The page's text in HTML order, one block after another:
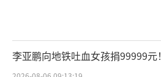
李亚鹏向地铁吐血女孩捐99999元！